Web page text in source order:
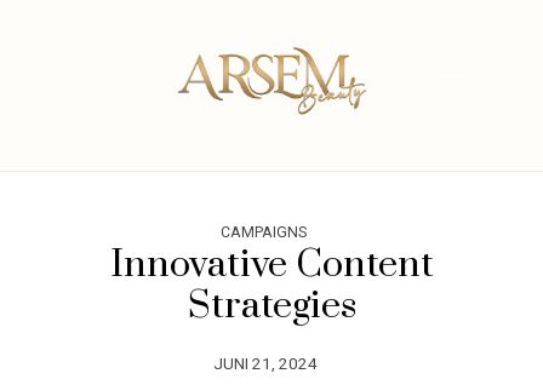
CAMPAIGNS
Innovative Content
Strategies
JUNI 21, 2024